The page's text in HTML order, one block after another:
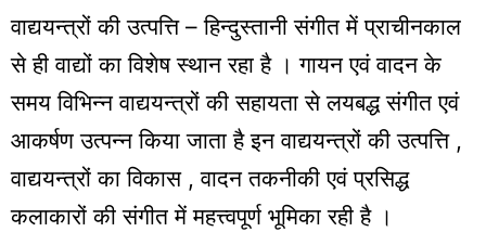
वाद्ययन्त्रों की उत्पत्ति – हिन्दुस्तानी संगीत में प्राचीनकाल
से ही वाद्यों का विशेष स्थान रहा है । गायन एवं वादन के
समय विभिन्न वाद्ययन्त्रों की सहायता से लयबद्ध संगीत एवं
आकर्षण उत्पन्न किया जाता है इन वाद्ययन्त्रों की उत्पत्ति ,
वाद्ययन्त्रों का विकास , वादन तकनीकी एवं प्रसिद्ध
कलाकारों की संगीत में महत्त्वपूर्ण भूमिका रही है ।